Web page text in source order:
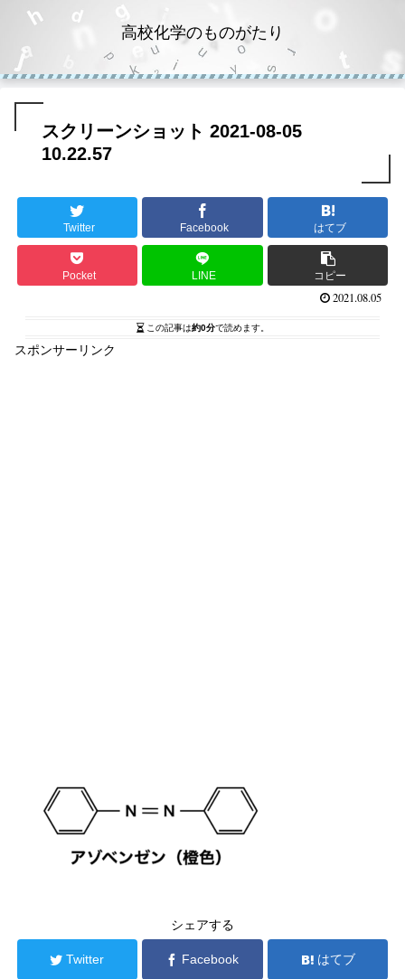
高校化学のものがたり
スクリーンショット 2021-08-05
10.22.57
Twitter Facebook はてブ
Pocket LINE コピー
2021.08.05
この記事は約0分で読めます。
スポンサーリンク
シェアする
Twitter Facebook はてブ